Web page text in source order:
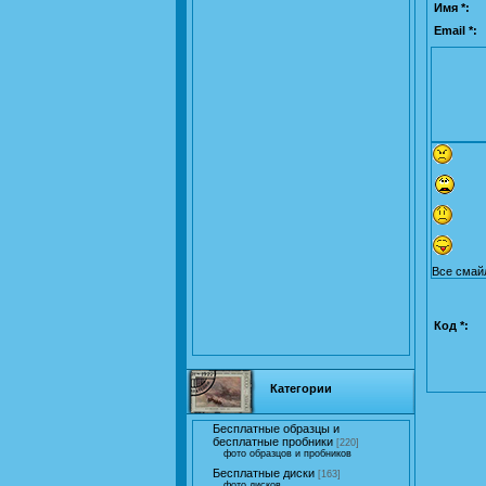
Категории
Бесплатные образцы и
бесплатные пробники [220]
фото образцов и пробников
Бесплатные диски [163]
Имя *:
Email *:
Все
Код *: